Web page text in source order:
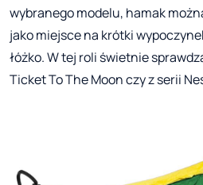
wybranego modelu, hamak
jako miejsce na krótki
łóżko. W tej roli świetnie
Ticket To The Moon czy z serii